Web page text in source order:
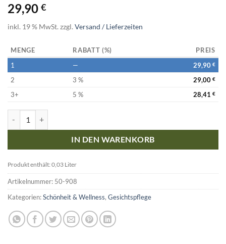
29,90 €
inkl. 19 % MwSt. zzgl. Versand / Lieferzeiten
MENGE RABATT (%)
PREIS
1
— 29,90 €
2 3 % 29,00 €
3+ 5 % 28,41 €
IN DEN WARENKORB
Produkt enthält: 0,03 Liter
Artikelnummer: 50-908
Kategorien:Schönheit & Wellness, Gesichtspflege